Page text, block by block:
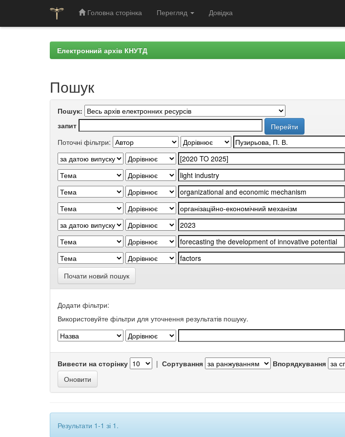
Головна сторінка Перегляд Довідка
Електронний архів КНУТД
Пошук
Пошук:
запит
Поточні фільтри:
Почати новий пошук
Додати фільтри:
Використовуйте фільтри для уточнення результатів пошуку.
Вивести на сторінку | Сортування Впорядкування
Результати 1-1 зі 1.